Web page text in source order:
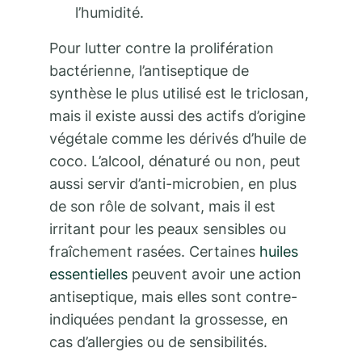
l’humidité.
Pour lutter contre la prolifération
bactérienne, l’antiseptique de
synthèse le plus utilisé est le triclosan,
mais il existe aussi des actifs d’origine
végétale comme les dérivés d’huile de
coco. L’alcool, dénaturé ou non, peut
aussi servir d’anti-microbien, en plus
de son rôle de solvant, mais il est
irritant pour les peaux sensibles ou
fraîchement rasées. Certaines huiles
essentielles peuvent avoir une action
antiseptique, mais elles sont contre-
indiquées pendant la grossesse, en
cas d’allergies ou de sensibilités.